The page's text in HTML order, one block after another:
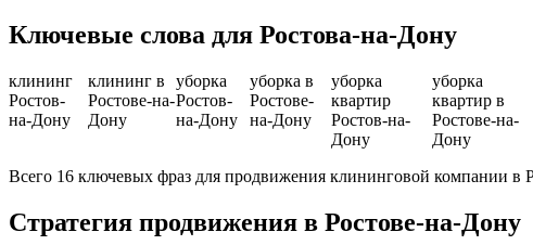
Ключевые слова для Ростова-на-Дону
клининг
Ростов-
на-Дону
клининг в
Ростове-на-
Дону
уборка
Ростов-
на-Дону
уборка в
Ростове-
на-Дону
уборка
квартир
Ростов-на-
Дону
уборка
квартир в
Ростове-на-
Дону
Всего 16 ключевых фраз для продвижения клининговой компании в
Стратегия продвижения в Ростове-на-Дону